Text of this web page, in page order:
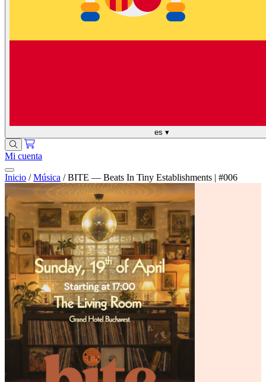
es ▾
Mi cuenta
Inicio / Música / BITE — Beats In Tiny Establishments | #006